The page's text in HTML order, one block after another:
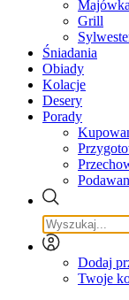
Majówka
Grill
Śniadania
Obiady
Kolacje
Desery
Porady
Dodaj
Twoje